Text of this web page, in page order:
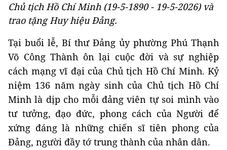
Chủ tịch Hồ Chí Minh (19-5-1890 - 19-5-2026) và
trao tặng Huy hiệu Đảng.
Tại buổi lễ, Bí thư Đảng ủy phường Phú Thạnh
Võ Công Thành ôn lại cuộc đời và sự nghiệp
cách mạng vĩ đại của Chủ tịch Hồ Chí Minh. Kỷ
niệm 136 năm ngày sinh của Chủ tịch Hồ Chí
Minh là dịp cho mỗi đảng viên tự soi mình vào
tư tưởng, đạo đức, phong cách của Người để
xứng đáng là những chiến sĩ tiên phong của
Đảng, người đầy tớ trung thành của nhân dân.